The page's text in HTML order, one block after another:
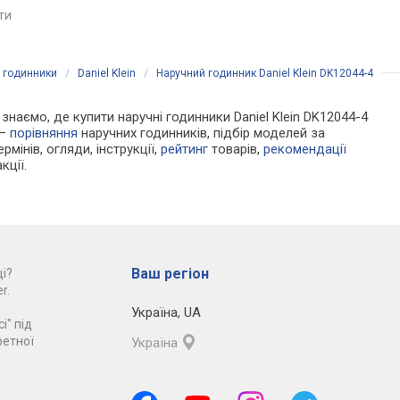
годинники / Daniel Klein / Наручний годинник Daniel Klein DK12044-4
де купити наручні годинники Daniel Klein DK12044-4
—порівняння наручних годинників, підбір моделей за
огляди, інструкції,рейтинг товарів,рекомендації
під
Ваш регіон
Україна, UA
Україна